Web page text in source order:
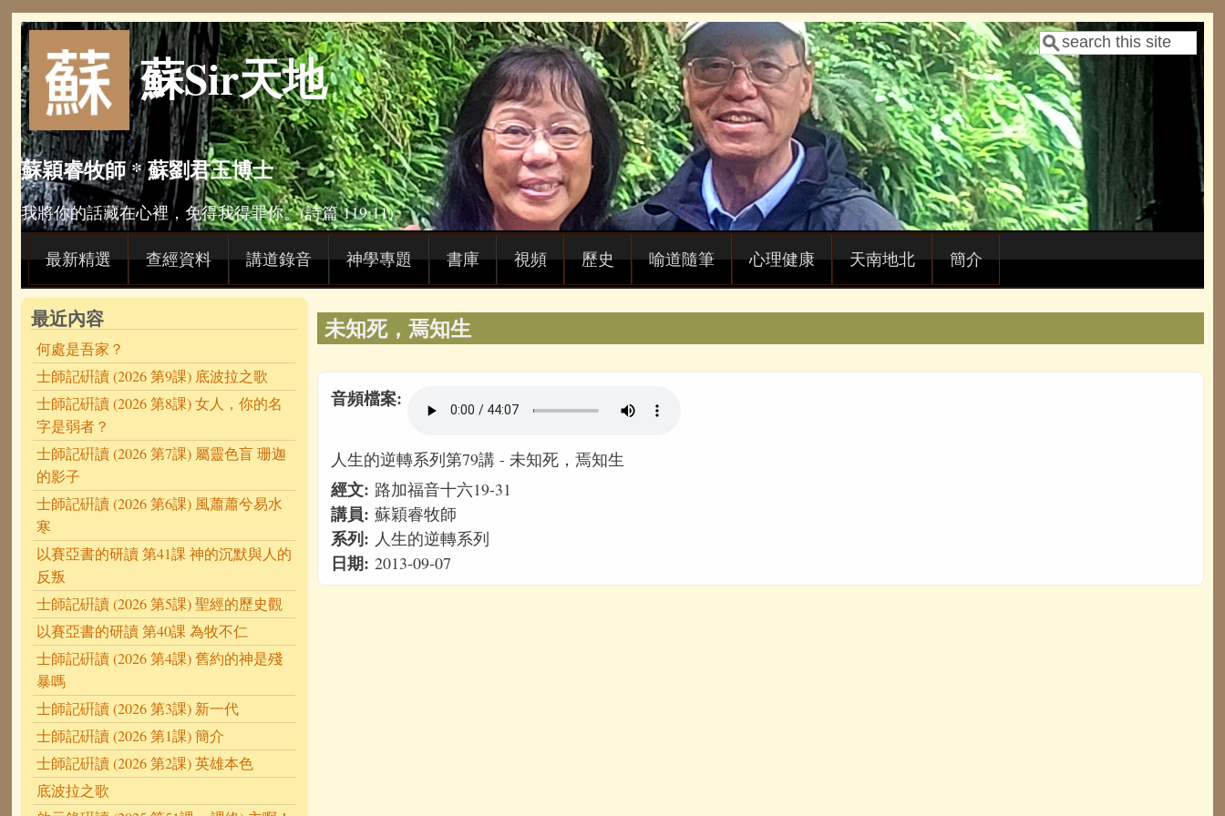
Skip to main content
蘇Sir天地 Search form
Search
蘇穎睿牧師 * 蘇劉君玉博士
我將你的話藏在心裡，免得我得罪你。(詩篇 119:11)
最新精選 查經資料 講道錄音 神學專題 書庫 視頻 歷史 喻道隨筆 心理健康 天南地北 簡介
未知死，焉知生
音頻檔案:
人生的逆轉系列第79講 - 未知死，焉知生
經文: 路加福音十六19-31
講員: 蘇穎睿牧師
系列: 人生的逆轉系列
日期: 2013-09-07
最近內容
何處是吾家？
士師記硏讀 (2026 第9課) 底波拉之歌
士師記硏讀 (2026 第8課) 女人，你的名
字是弱者？
士師記硏讀 (2026 第7課) 屬靈色盲 珊迦
的影子
士師記硏讀 (2026 第6課) 風蕭蕭兮易水
寒
以賽亞書的研讀 第41課 神的沉默與人的
反叛
士師記硏讀 (2026 第5課) 聖經的歷史觀
以賽亞書的研讀 第40課 為牧不仁
士師記硏讀 (2026 第4課) 舊約的神是殘
暴嗎
士師記硏讀 (2026 第3課) 新一代
士師記硏讀 (2026 第1課) 簡介
士師記硏讀 (2026 第2課) 英雄本色
底波拉之歌